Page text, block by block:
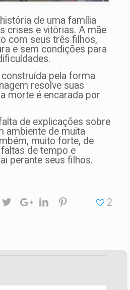
de uma família
crises e vitórias. A mãe
com seus três filhos,
e sem condições para
pela forma
resolve suas
morte é encarada por
de explicações sobre
ambiente de muita
muito forte, de
de tempo e
perante seus filhos.
2